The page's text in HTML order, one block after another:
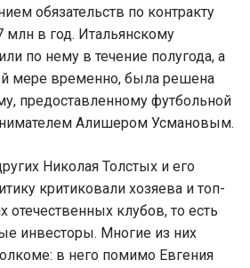
обязательств по контракту
млн в год. Итальянскому
по нему в течение полугода, а
мере временно, была решена
предоставленному футбольной
Алишером Усмановым.
Николая Толстых и его
критиковали хозяева и топ-
клубов, то есть
инвесторы. Многие из них
в него помимо Евгения